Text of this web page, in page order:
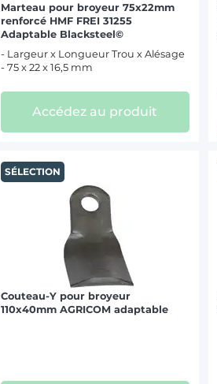
Marteau pour broyeur 75x22mm
renforcé HMF FREI 31255
Adaptable Blacksteel©
- Largeur x Longueur Trou x Alésage
- 75 x 22 x 16,5 mm
Accédez au produit
SÉLECTION
Couteau-Y pour broyeur
110x40mm AGRICOM adaptable